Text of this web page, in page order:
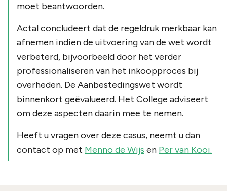
moet beantwoorden.
Actal concludeert dat de regeldruk merkbaar kan
afnemen indien de uitvoering van de wet wordt
verbeterd, bijvoorbeeld door het verder
professionaliseren van het inkoopproces bij
overheden. De Aanbestedingswet wordt
binnenkort geëvalueerd. Het College adviseert
om deze aspecten daarin mee te nemen.
Heeft u vragen over deze casus, neemt u dan
contact op met Menno de Wijs en Per van Kooi.